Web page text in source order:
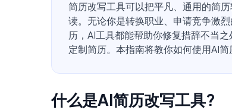
简历改写工具可以把平凡、通用的简
读。无论你是转换职业、申请竞争激
历，AI工具都能帮助你修复措辞不当
定制简历。本指南将教你如何使用AI
什么是AI简历改写工具?